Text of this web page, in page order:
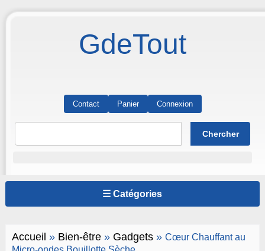
GdeTout
Contact Panier Connexion
☰ Catégories
Accueil » Bien-être» Gadgets» Cœur Chauffant au